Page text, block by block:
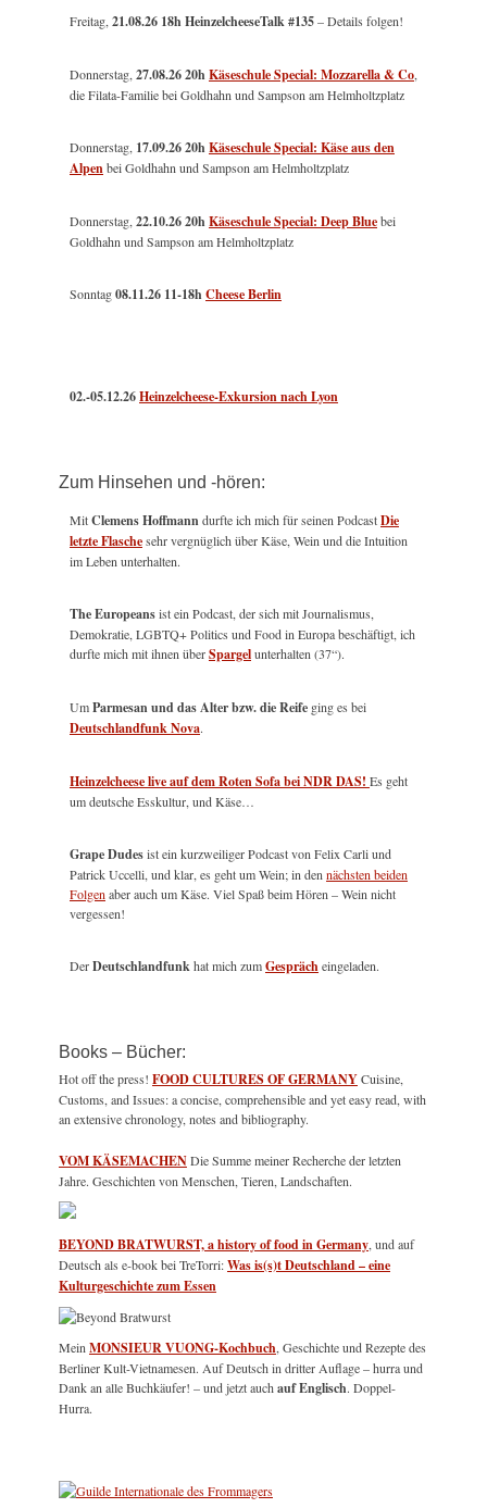
Freitag,21.08.26 18h HeinzelcheeseTalk #135– Details folgen!
Donnerstag,27.08.26 20hKäseschule Special: Mozzarella & Co,
die Filata-Familie bei Goldhahn und Sampson am Helmholtzplatz
Donnerstag, 17.09.26 20hKäseschule Special: Käse aus den
Alpenbei Goldhahn und Sampson am Helmholtzplatz
Donnerstag,22.10.26 20hKäseschule Special: Deep Bluebei
Goldhahn und Sampson am Helmholtzplatz
Sonntag08.11.26 11-18hCheese Berlin
02.-05.12.26Heinzelcheese-Exkursion nach Lyon
Zum Hinsehen und -hören:
MitClemens Hoffmanndurfte ich mich für seinen PodcastDie
letzte Flaschesehr vergnüglich über Käse, Wein und die Intuition
im Leben unterhalten.
The Europeansist ein Podcast, der sich mit Journalismus,
Demokratie, LGBTQ+ Politics und Food in Europa beschäftigt, ich
durfte mich mit ihnen überSpargelunterhalten (37“).
UmParmesan und das Alter bzw. die Reife ging es bei
Deutschlandfunk Nova.
Heinzelcheese live auf dem Roten Sofa bei NDR DAS! Es geht
um deutsche Esskultur, und Käse…
Grape Dudesist ein kurzweiliger Podcast von Felix Carli und
Patrick Uccelli, und klar, es geht um Wein; in dennächsten beiden
Folgenaber auch um Käse. Viel Spaß beim Hören – Wein nicht
vergessen!
DerDeutschlandfunkhat mich zumGesprächeingeladen.
Books – Bücher:
Hot off the press! FOOD CULTURES OF GERMANYCuisine,
Customs, and Issues: a concise, comprehensible and yet easy read, with
an extensive chronology, notes and bibliography.
VOM KÄSEMACHENDie Summe meiner Recherche der letzten
Jahre. Geschichten von Menschen, Tieren, Landschaften.
BEYOND BRATWURST, a history of food in Germany, und auf
Deutsch als e-book bei TreTorri:Was is(s)t Deutschland – eine
Kulturgeschichte zum Essen
MeinMONSIEUR VUONG-Kochbuch, Geschichte und Rezepte des
Berliner Kult-Vietnamesen. Auf Deutsch in dritter Auflage – hurra und
Dank an alle Buchkäufer! – und jetzt auchauf Englisch. Doppel-
Hurra.